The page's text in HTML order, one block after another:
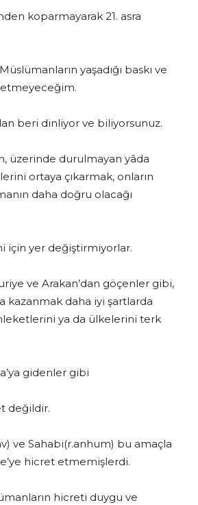
koparmayarak 21. asra
yaşadığı baskı ve
beri dinliyor ve biliyorsunuz.
üzerinde durulmayan yâda
ortaya çıkarmak, onların
daha doğru olacağı
için yer değiştirmiyorlar.
ve Arakan’dan göçenler gibi,
kazanmak daha iyi şartlarda
ya da ülkelerini terk
gidenler gibi
değildir.
ve Sahabi(r.anhum) bu amaçla
hicret etmemişlerdi.
hicreti duygu ve